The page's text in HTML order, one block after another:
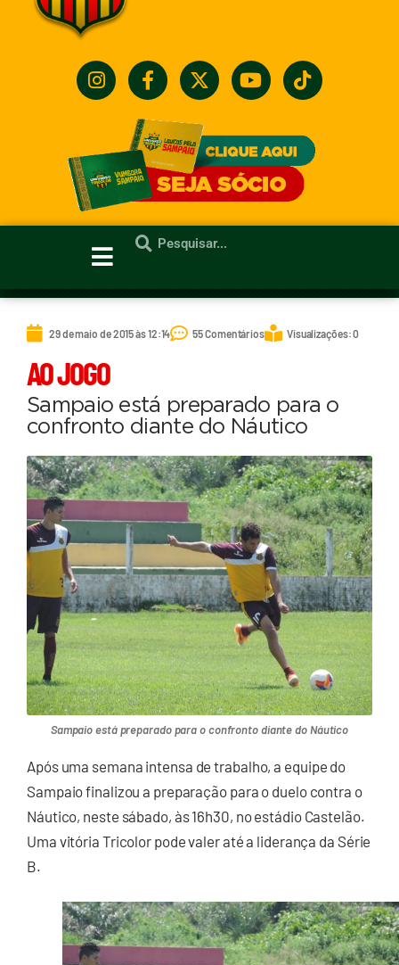
29 de maio de 2015 às 12:14 55 Comentários Visualizações: 0
AO JOGO
Sampaio está preparado para o
confronto diante do Náutico
Sampaio está preparado para o confronto diante do Náutico
Após uma semana intensa de trabalho, a equipe do
Sampaio finalizou a preparação para o duelo contra o
Náutico, neste sábado, às 16h30, no estádio Castelão.
Uma vitória Tricolor pode valer até a liderança da Série
B.